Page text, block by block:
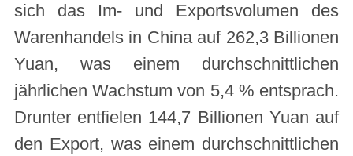
sich das Im- und Exportsvolumen des
Warenhandels in China auf 262,3 Billionen
Yuan, was einem durchschnittlichen
jährlichen Wachstum von 5,4 % entsprach.
Drunter entfielen 144,7 Billionen Yuan auf
den Export, was einem durchschnittlichen